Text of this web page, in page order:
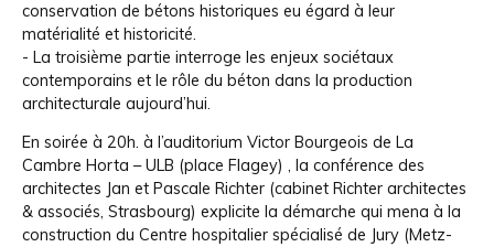
conservation de bétons historiques eu égard à leur
matérialité et historicité.
- La troisième partie interroge les enjeux sociétaux
contemporains et le rôle du béton dans la production
architecturale aujourd’hui.
En soirée à 20h. à l’auditorium Victor Bourgeois de La
Cambre Horta – ULB (place Flagey) , la conférence des
architectes Jan et Pascale Richter (cabinet Richter architectes
& associés, Strasbourg) explicite la démarche qui mena à la
construction du Centre hospitalier spécialisé de Jury (Metz-